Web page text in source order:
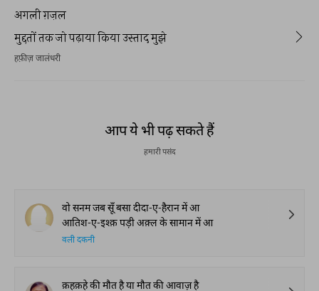
अगली ग़ज़ल
मुद्दतों तक जो पढ़ाया किया उस्ताद मुझे
हफ़ीज़ जालंधरी
आप ये भी पढ़ सकते हैं
हमारी पसंद
वो सनम जब सूँ बसा दीदा-ए-हैरान में आ
आतिश-ए-इश्क़ पड़ी अक़्ल के सामान में आ
वली दकनी
क़हक़हे की मौत है या मौत की आवाज़ है